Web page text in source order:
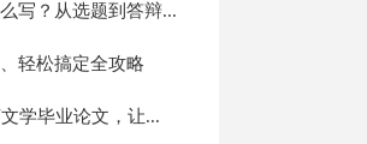
写？从选题到答辩...
轻松搞定全攻略
学毕业论文，让...